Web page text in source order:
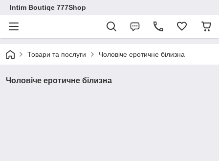
Intim Boutiqe 777Shop
Товари та послуги Чоловіче еротичне білизна
Чоловіче еротичне білизна